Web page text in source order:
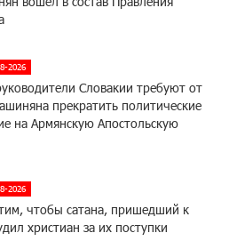
2026
Словакии требуют от
прекратить политические
на Армянскую Апостольскую
2026
чтобы сатана, пришедший к
христиан за их поступки